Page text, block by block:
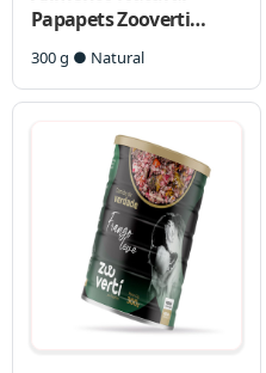
Papapets Zooverti
Recupera para Cães
300 g ● Natural